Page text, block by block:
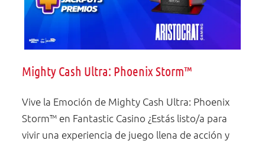
Mighty Cash Ultra: Phoenix Storm™
Vive la Emoción de Mighty Cash Ultra: Phoenix
Storm™ en Fantastic Casino ¿Estás listo/a para
vivir una experiencia de juego llena de acción y